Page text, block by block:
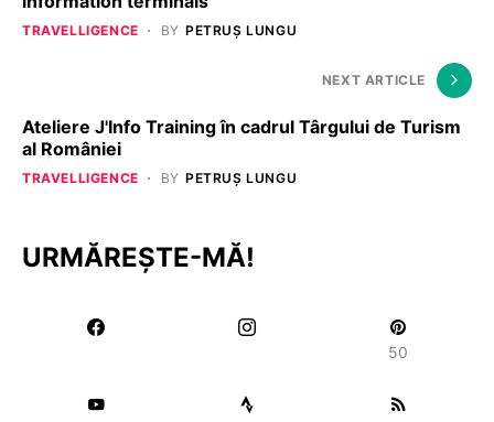
TRAVELLIGENCE BY PETRUȘ LUNGU
NEXT ARTICLE
Ateliere J'Info Training în cadrul Târgului de Turism
al României
TRAVELLIGENCE BY PETRUȘ LUNGU
URMĂREȘTE-MĂ!
50